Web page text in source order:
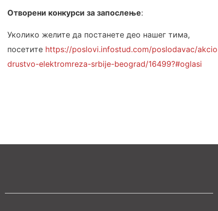
Отворени конкурси за запослење:
Уколико желите да постанете део нашег тима,
посетите https://poslovi.infostud.com/poslodavac/
drustvo-elektromreza-srbije-beograd/16499?#oglasi